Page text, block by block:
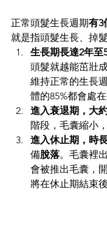
正常頭髮生長週期有3
就是指頭髮生長、掉
生長期長達2年至
頭髮就越能茁壯
維持正常的生長
體的85%都會處
進入衰退期，大
階段，毛囊縮小
進入休止期，時
備脫落。毛囊裡
會被推出毛囊，
將在休止期結束